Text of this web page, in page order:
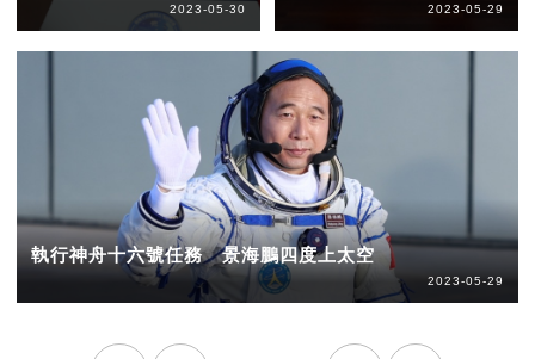
2023-05-30 2023-05-29
執行神舟十六號任務 景海鵬四度上太空
2023-05-29